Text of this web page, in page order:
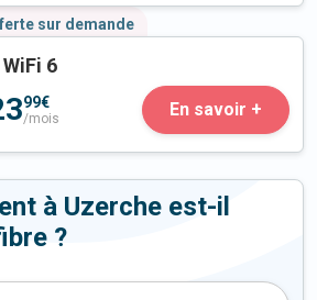
sur demande
6
99€
/mois En savoir +
à Uzerche est-il
?